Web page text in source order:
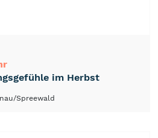
im Herbst
Spreewald